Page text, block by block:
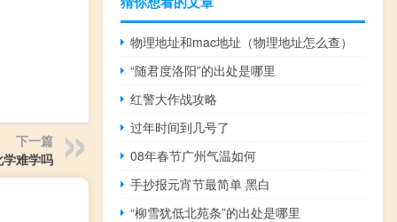
下一篇
难学吗
物理地址和mac地址（物理地址怎么查）
“随君度洛阳”的出处是哪里
红警大作战攻略
过年时间到几号了
08年春节广州气温如何
手抄报元宵节最简单 黑白
“柳雪犹低北苑条”的出处是哪里